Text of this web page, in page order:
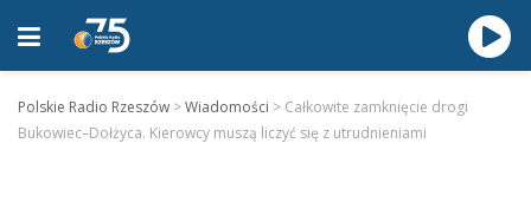
Polskie Radio Rzeszów >Wiadomości > Całkowite zamknięcie drogi
Bukowiec–Dołżyca. Kierowcy muszą liczyć się z utrudnieniami